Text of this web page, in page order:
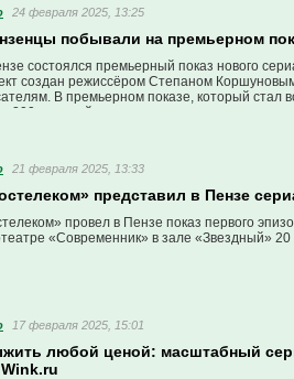
24 февраля 2025, 13:25
побывали на премьерном
состоялся премьерный показ нового
создан режиссёром Степаном
В премьерном показе, который стал
200 жителей региона.
21 февраля 2025, 13:33
представил в Пензе
провел в Пензе показ первого
«Современник» в зале «Звездный»
17 февраля 2025, 15:01
любой ценой: масштабный